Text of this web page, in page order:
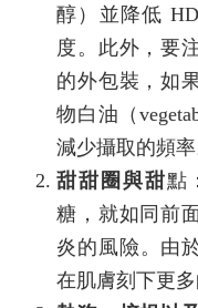
醇）並降低
度。此外，要
的外包裝，如
物白油（
減少攝取的頻率
甜甜圈與甜點
糖，就如同前
炎的風險。由
在肌膚刻下更多